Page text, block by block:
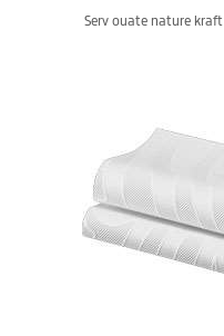
Serv ouate nature